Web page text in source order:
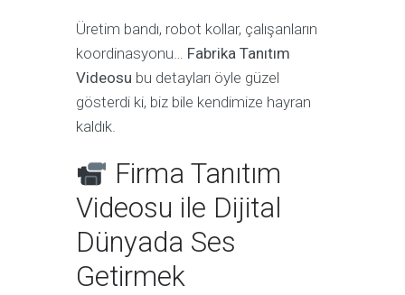
Üretim bandı, robot kollar, çalışanların
koordinasyonu… Fabrika Tanıtım
Videosu bu detayları öyle güzel
gösterdi ki, biz bile kendimize hayran
kaldık.
Firma Tanıtım
Videosu ile Dijital
Dünyada Ses
Getirmek